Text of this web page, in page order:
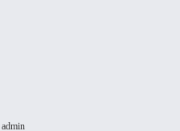
admin